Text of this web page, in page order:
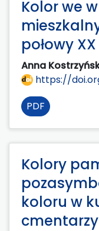
Kolor we
połowy
Anna
https://
PDF
Kolory
koloru w
cmentarzy